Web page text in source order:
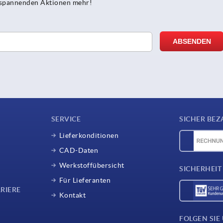
Aktionen mehr!
SERVICE
Lieferkonditionen
CAD-Daten
Werkstoffübersicht
Für Lieferanten
Kontakt
SICHER
FOLGEN SIE